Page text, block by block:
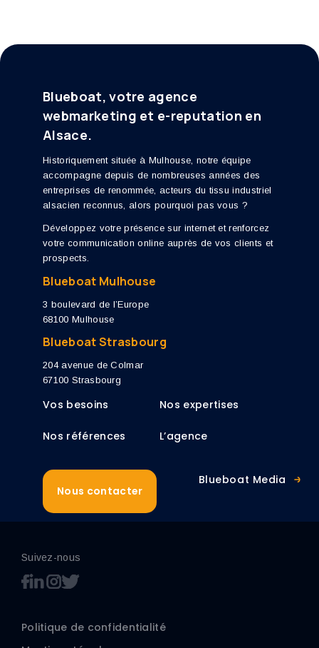
Blueboat, votre agence
webmarketing et e-reputation en
Alsace.
Historiquement située à Mulhouse, notre équipe
accompagne depuis de nombreuses années des
entreprises de renommée, acteurs du tissu industriel
alsacien reconnus, alors pourquoi pas vous ?
Développez votre présence sur internet et renforcez
votre communication online auprès de vos clients et
prospects.
Blueboat Mulhouse
3 boulevard de l’Europe
68100 Mulhouse
Blueboat Strasbourg
204 avenue de Colmar
67100 Strasbourg
Vos besoins Nos expertises
Nos références L’agence
Nous contacter
Blueboat Media
Politique de confidentialité
Suivez-nous